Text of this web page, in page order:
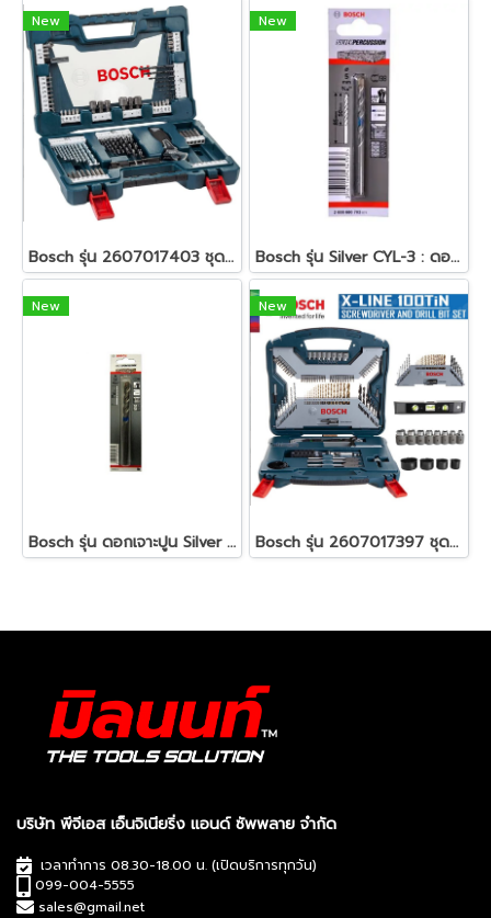
New
Bosch รุ่น 2607017403 ชุด V-Line - 83 Pcs.(Blue) ชุดดอกไขควงและดอกสว่าน V-Line 83 ชิ้น รหัส 2607017403
New
Bosch รุ่น Silver CYL-3 : ดอกเจาะปูน 3 x 40 / 70 มม. (1ชิ้น) ( 2608680700 )
New
Bosch รุ่น ดอกเจาะปูน Silver CYL-3 : 12 x 90 / 150 มม. (1ชิ้น) ( 2608680714 )
New
Bosch รุ่น 2607017397 ชุด X-LINE (100 PCS) - TITANIUM (Blue) ชุดดอกสว่าน+เครื่องมือ X-LINE100ชิ้น รหัส 2607017397
บริษัท พีจีเอส เอ็นจิเนียริ่ง แอนด์ ซัพพลาย จำกัด
เวลาทำการ 08.30-18.00 น. (เปิดบริการทุกวัน)
099-004-5555
sales@gmail.net